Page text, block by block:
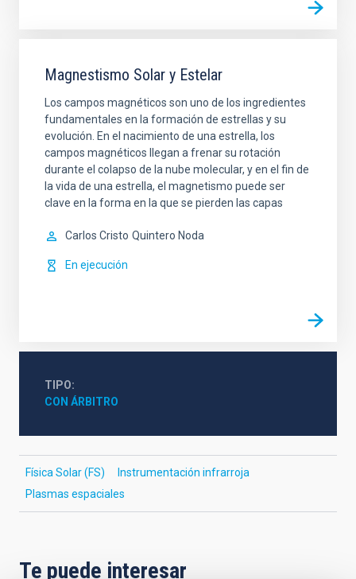
Magnestismo Solar y Estelar
Los campos magnéticos son uno de los ingredientes
fundamentales en la formación de estrellas y su
evolución. En el nacimiento de una estrella, los
campos magnéticos llegan a frenar su rotación
durante el colapso de la nube molecular, y en el fin de
la vida de una estrella, el magnetismo puede ser
clave en la forma en la que se pierden las capas
Carlos Cristo Quintero Noda
En ejecución
TIPO
CON ÁRBITRO
Física Solar (FS)
Instrumentación infrarroja
Plasmas espaciales
Te puede interesar